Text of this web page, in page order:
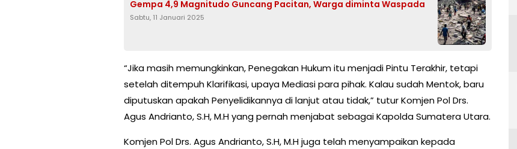
Gempa 4,9 Magnitudo Guncang Pacitan, Warga diminta Waspada
Sabtu, 11 Januari 2025
“Jika masih memungkinkan, Penegakan Hukum itu menjadi Pintu Terakhir, tetapi
setelah ditempuh Klarifikasi, upaya Mediasi para pihak. Kalau sudah Mentok, baru
diputuskan apakah Penyelidikannya di lanjut atau tidak,” tutur Komjen Pol Drs.
Agus Andrianto, S.H, M.H yang pernah menjabat sebagai Kapolda Sumatera Utara.
Komjen Pol Drs. Agus Andrianto, S.H, M.H juga telah menyampaikan kepada